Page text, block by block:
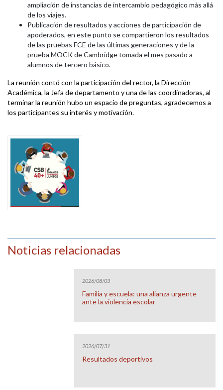
ampliación de instancias de intercambio pedagógico más allá
de los viajes.
Publicación de resultados y acciones de participación de
apoderados, en este punto se compartieron los resultados
de las pruebas FCE de las últimas generaciones y de la
prueba MOCK de Cambridge tomada el mes pasado a
alumnos de tercero básico.
La reunión contó con la participación del rector, la Dirección
Académica, la Jefa de departamento y una de las coordinadoras, al
terminar la reunión hubo un espacio de preguntas, agradecemos a
los participantes su interés y motivación.
Noticias relacionadas
2026/08/03
Familia y escuela: una alianza urgente
ante la violencia escolar
2026/07/31
Resultados deportivos